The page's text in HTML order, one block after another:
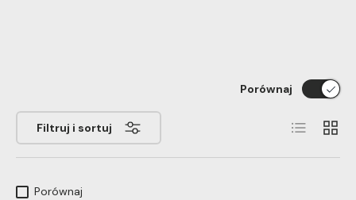
Filtruj i sortuj
Porównaj
List Grid
Porównaj